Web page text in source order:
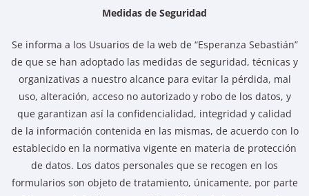
Medidas de Seguridad
Se informa a los Usuarios de la web de “Esperanza Sebastián”
de que se han adoptado las medidas de seguridad, técnicas y
organizativas a nuestro alcance para evitar la pérdida, mal
uso, alteración, acceso no autorizado y robo de los datos, y
que garantizan así la confidencialidad, integridad y calidad
de la información contenida en las mismas, de acuerdo con lo
establecido en la normativa vigente en materia de protección
de datos. Los datos personales que se recogen en los
formularios son objeto de tratamiento, únicamente, por parte